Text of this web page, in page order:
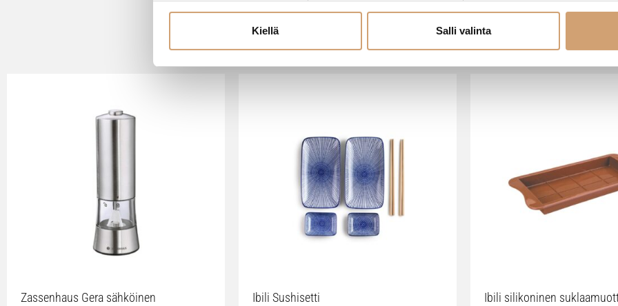
Kiellä Salli valinta
VIIMEISIMMÄT TUOTTEET
Zassenhaus Gera sähköinen
Ibili Sushisetti Ibili silikoninen